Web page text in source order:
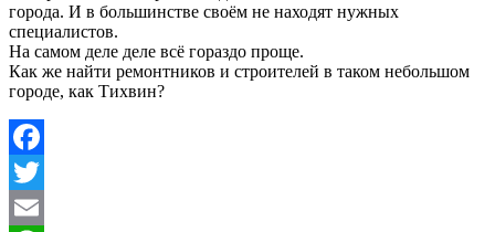
города. И в большинстве своём не находят нужных
специалистов.
На самом деле деле всё гораздо проще.
Как же найти ремонтников и строителей в таком небольшом
городе, как Тихвин?
Facebook
Twitter